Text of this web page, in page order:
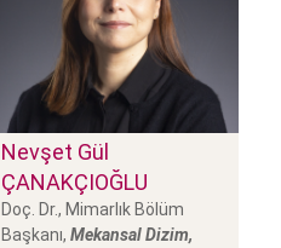
Nevşet Gül
ÇANAKÇIOĞLU
Doç. Dr., Mimarlık Bölüm
Başkanı, Mekansal Dizim,